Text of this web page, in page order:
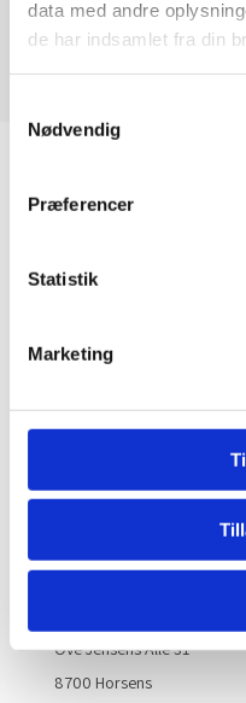
data med andre
de har indsamlet fra din
Nødvendig
Præferencer
Statistik
Marketing
OBS: Galleriet er lukket i
Mandag – Torsdag:
Lørdag, søndag &
Handelsbetingelser
Ove Jensens Allé 31
8700 Horsens